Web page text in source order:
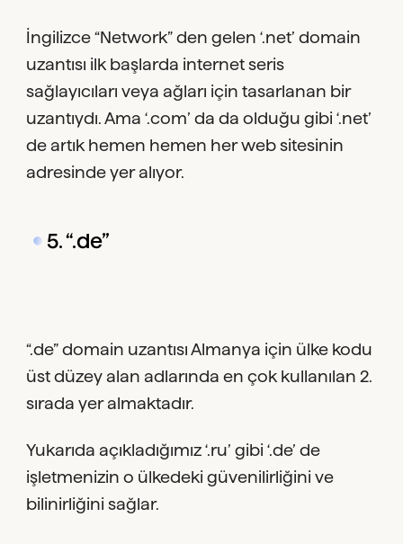
İngilizce “Network” den gelen ‘.net’ domain
uzantısı ilk başlarda internet seris
sağlayıcıları veya ağları için tasarlanan bir
uzantıydı. Ama ‘.com’ da da olduğu gibi ‘.net’
de artık hemen hemen her web sitesinin
adresinde yer alıyor.
5. “.de”
“.de” domain uzantısı Almanya için ülke kodu
üst düzey alan adlarında en çok kullanılan 2.
sırada yer almaktadır.
Yukarıda açıkladığımız ‘.ru’ gibi ‘.de’ de
işletmenizin o ülkedeki güvenilirliğini ve
bilinirliğini sağlar.